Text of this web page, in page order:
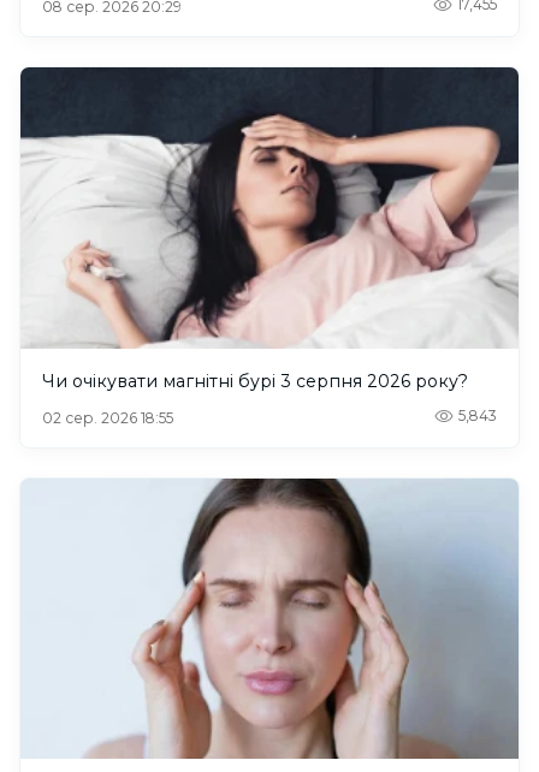
08 сер. 2026 20:29 17,455
Чи очікувати магнітні бурі 3 серпня 2026 року?
02 сер. 2026 18:55 5,843